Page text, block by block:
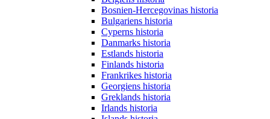
Bosnien-Hercegovinas historia
Bulgariens historia
Cyperns historia
Danmarks historia
Estlands historia
Finlands historia
Frankrikes historia
Georgiens historia
Greklands historia
Irlands historia